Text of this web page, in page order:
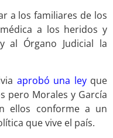
a los familiares de los
a los heridos y
al Órgano Judicial la
aprobó una leyque
pero Morales y García
ellos conforme a un
que vive el país.